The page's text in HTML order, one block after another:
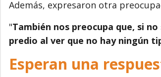
Además, expresaron otra
"También nos preocupa que, si
predio al ver que no hay ningún
Esperan una